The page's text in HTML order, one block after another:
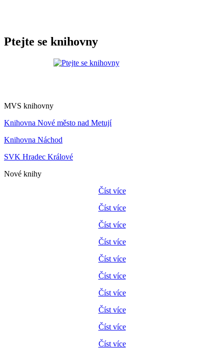
Ptejte se knihovny
MVS knihovny
Knihovna Nové město nad Metují
Knihovna Náchod
SVK Hradec Králové
Nové knihy
Číst více
Číst více
Číst více
Číst více
Číst více
Číst více
Číst více
Číst více
Číst více
Číst více